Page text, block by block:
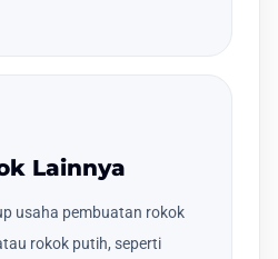
Lainnya
usaha pembuatan rokok
rokok putih, seperti